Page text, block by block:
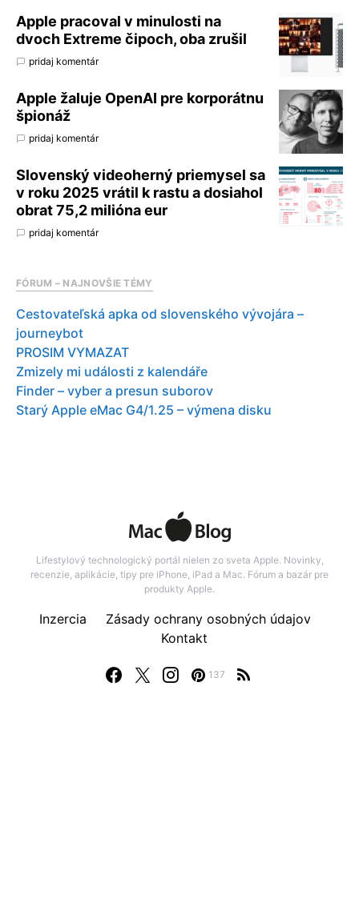
Apple pracoval v minulosti na
dvoch Extreme čipoch, oba zrušil
pridaj komentár
Apple žaluje OpenAI pre korporátnu
špionáž
pridaj komentár
Slovenský videoherný priemysel sa
v roku 2025 vrátil k rastu a dosiahol
obrat 75,2 milióna eur
pridaj komentár
FÓRUM – NAJNOVŠIE TÉMY
Cestovateľská apka od slovenského vývojára –
journeybot
PROSIM VYMAZAT
Zmizely mi události z kalendáře
Finder – vyber a presun suborov
Starý Apple eMac G4/1.25 – výmena disku
Lifestylový technologický portál nielen zo sveta Apple. Novinky,
recenzie, aplikácie, tipy pre iPhone, iPad a Mac. Fórum a bazár pre
produkty Apple.
137
Inzercia
Zásady ochrany osobných údajov
Kontakt